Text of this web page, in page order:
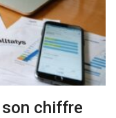
son chiffre